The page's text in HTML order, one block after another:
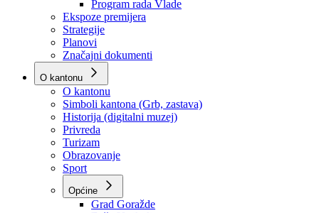
Vlada
Poslovnik
Program rada Vlade
Ekspoze premijera
Strategije
Planovi
Značajni dokumenti
O kantonu
O kantonu
Simboli kantona (Grb, zastava)
Historija (digitalni muzej)
Privreda
Turizam
Obrazovanje
Sport